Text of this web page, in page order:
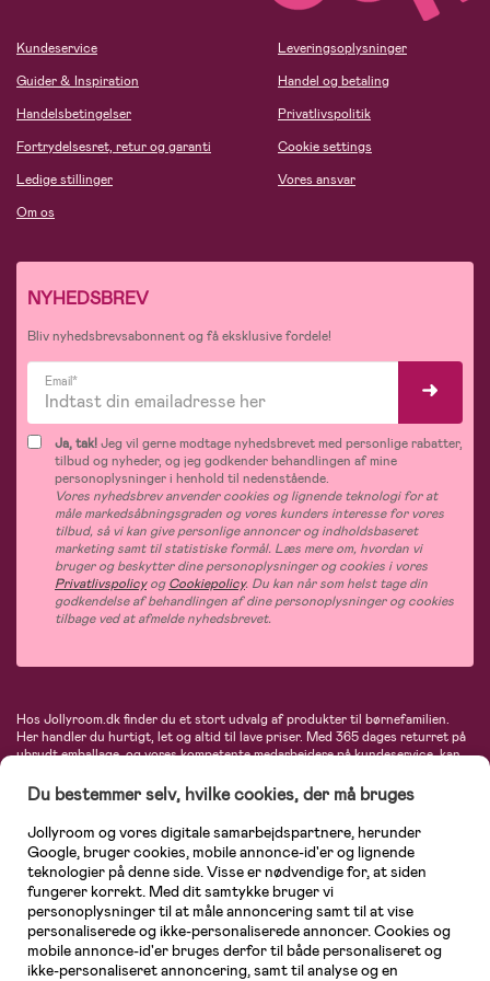
Kundeservice
Guider & Inspiration
Handelsbetingelser
Fortrydelsesret, retur og garanti
Ledige stillinger
Om os
Leveringsoplysninger
Handel og betaling
Privatlivspolitik
Cookie settings
Vores ansvar
NYHEDSBREV
Bliv nyhedsbrevsabonnent og få eksklusive fordele!
Email*
Ja, tak!Jeg vil gerne modtage nyhedsbrevet med personlige rabatter,
tilbud og nyheder, og jeg godkender behandlingen af mine
personoplysninger i henhold til nedenstående.
Vores nyhedsbrev anvender cookies og lignende teknologi for at
måle markedsåbningsgraden og vores kunders interesse for vores
tilbud, så vi kan give personlige annoncer og indholdsbaseret
marketing samt til statistiske formål. Læs mere om, hvordan vi
bruger og beskytter dine personoplysninger og cookies i vores
PrivatlivspolicyogCookiepolicy. Du kan når som helst tage din
godkendelse af behandlingen af dine personoplysninger og cookies
tilbage ved at afmelde nyhedsbrevet.
Hos Jollyroom.dk finder du et stort udvalg af produkter til børnefamilien.
Her handler du hurtigt, let og altid til lave priser. Med 365 dages returret på
ubrudt emballage, og vores kompetente medarbejdere på kundeservice, kan
barnevogne, autostole, børne- og babytøj, produkter til gravide og ammende
mødre, indretning og inspiration, legetøj, babyudstyr og meget mere. Vi
tilbyder produkter fra velkendte varemærker som Britax, Maxi-Cosi, Baby
Jogger, BabyBjörn, Didriksons, KidKraft, Ergobaby, Phillips Avent, Neonate,
Cybex, LEGO og mange flere. Kort sagt - et kæmpe sortiment venter på dig!
Du bestemmer selv, hvilke cookies, der må bruges
Jollyroom og vores digitale samarbejdspartnere, herunder
Google, bruger cookies, mobile annonce-id'er og lignende
teknologier på denne side. Visse er nødvendige for, at siden
fungerer korrekt. Med dit samtykke bruger vi
personoplysninger til at måle annoncering samt til at vise
personaliserede og ikke-personaliserede annoncer. Cookies og
mobile annonce-id'er bruges derfor til både personaliseret og
ikke-personaliseret annoncering, samt til analyse og en